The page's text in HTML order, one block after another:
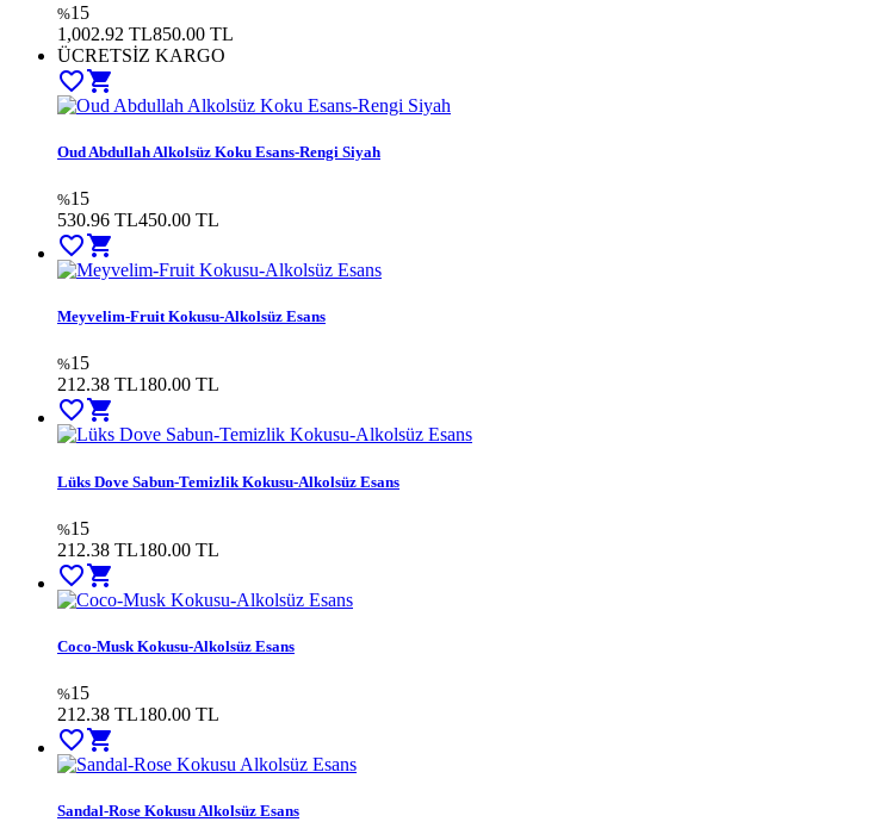
%15
1,002.92 TL850.00 TL
ÜCRETSİZ KARGO
favorite_bordershopping_cart
Oud Abdullah Alkolsüz Koku Esans-Rengi Siyah
%15
530.96 TL450.00 TL
favorite_bordershopping_cart
Meyvelim-Fruit Kokusu-Alkolsüz Esans
%15
212.38 TL180.00 TL
favorite_border shopping_cart
Lüks Dove Sabun-Temizlik Kokusu-Alkolsüz Esans
%15
212.38 TL180.00 TL
favorite_bordershopping_cart
Coco-Musk Kokusu-Alkolsüz Esans
%15
212.38 TL180.00 TL
favorite_bordershopping_cart
Sandal-Rose Kokusu Alkolsüz Esans